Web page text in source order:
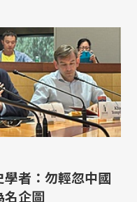
者：勿輕忽中國
名企圖